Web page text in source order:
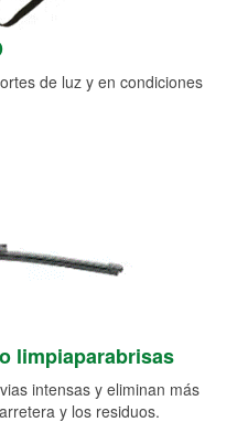
de luz y en condiciones
limpiaparabrisas
intensas y eliminan más
y los residuos.